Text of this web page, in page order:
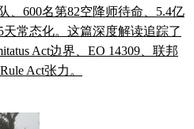
、600名第82空降师待命、5.4亿
常态化。这篇深度解读追踪了
Act边界、EO 14309、联邦
Act张力。